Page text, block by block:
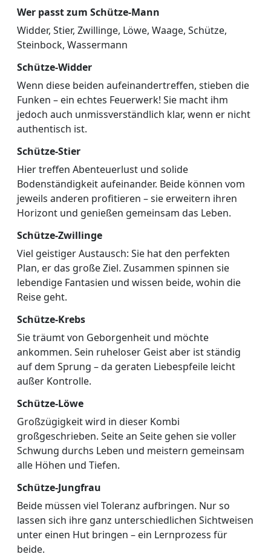
Wer passt zum Schütze-Mann
Widder, Stier, Zwillinge, Löwe, Waage, Schütze,
Steinbock, Wassermann
Schütze-Widder
Wenn diese beiden aufeinandertreffen, stieben die
Funken – ein echtes Feuerwerk! Sie macht ihm
jedoch auch unmissverständlich klar, wenn er nicht
authentisch ist.
Schütze-Stier
Hier treffen Abenteuerlust und solide
Bodenständigkeit aufeinander. Beide können vom
jeweils anderen profitieren – sie erweitern ihren
Horizont und genießen gemeinsam das Leben.
Schütze-Zwillinge
Viel geistiger Austausch: Sie hat den perfekten
Plan, er das große Ziel. Zusammen spinnen sie
lebendige Fantasien und wissen beide, wohin die
Reise geht.
Schütze-Krebs
Sie träumt von Geborgenheit und möchte
ankommen. Sein ruheloser Geist aber ist ständig
auf dem Sprung – da geraten Liebespfeile leicht
außer Kontrolle.
Schütze-Löwe
Großzügigkeit wird in dieser Kombi
großgeschrieben. Seite an Seite gehen sie voller
Schwung durchs Leben und meistern gemeinsam
alle Höhen und Tiefen.
Schütze-Jungfrau
Beide müssen viel Toleranz aufbringen. Nur so
lassen sich ihre ganz unterschiedlichen Sichtweisen
unter einen Hut bringen – ein Lernprozess für
beide.